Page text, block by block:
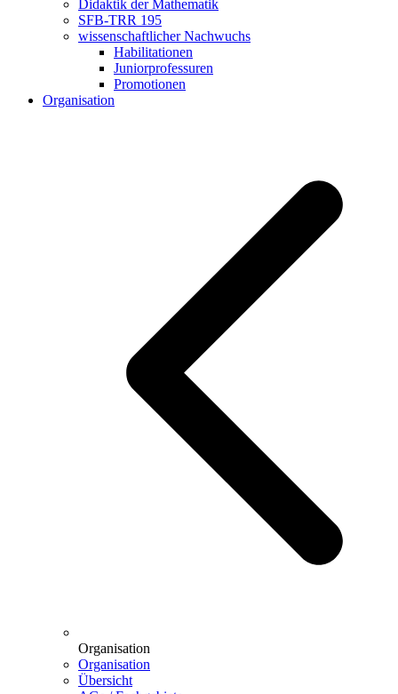
Didaktik der Mathematik
SFB-TRR 195
wissenschaftlicher Nachwuchs
Habilitationen
Juniorprofessuren
Promotionen
Organisation
Organisation
Organisation
Übersicht